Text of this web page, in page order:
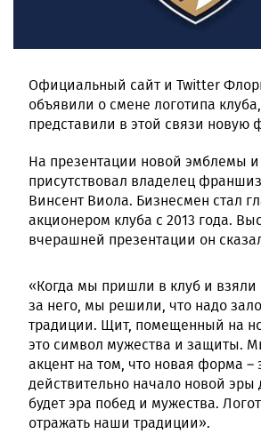
Официальный сайт и Twitter
объявили о смене логотипа
представили в этой связи новую
На презентации новой эмблемы
присутствовал владелец
Винсент Виола. Бизнесмен стал
акционером клуба с 2013 года.
вчерашней презентации он
«Когда мы пришли в клуб и взяли
за него, мы решили, что надо
традиции. Щит, помещенный на
это символ мужества и защиты.
акцент на том, что новая форма –
действительно начало новой эры
будет эра побед и мужества.
отражать наши традиции».